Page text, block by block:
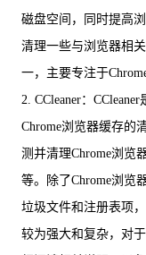
磁盘空间，同时提高
清理一些与浏览器相
一，主要专注于
2. CCleaner：
Chrome浏览器缓存的
测并清理Chrome浏览
等。除了Chrome浏览
垃圾文件和注册表项
较为强大和复杂，对